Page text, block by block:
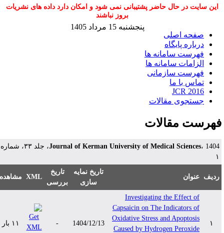
این سایت در حال حاضر پشتیبانی نمی شود و امکان دارد داده های نشریات
بروز نباشند
صفحه اصلی
درباره پایگاه
فهرست سامانه ها
الزامات سامانه ها
فهرست سازمانی
تماس با ما
JCR 2016
جستجوی مقالات
پنجشنبه 15 مرداد 1405
مقالات
Journal of Kerman University of Medical Sciences
، 1404، جلد ۳۳، شماره
ردیف عنوان
تاریخ نمایه
سازی
تاریخ
بررسی
XML مشاهده
Investigating the Effect of
Capsaicin on The Indicators of
Oxidative Stress and Apoptosis
Caused by Hydrogen Peroxide
1404/12/13 ۱۱ بار